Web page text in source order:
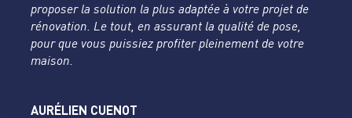
proposer la solution la plus adaptée à votre projet de
rénovation. Le tout, en assurant la qualité de pose,
pour que vous puissiez profiter pleinement de votre
maison.
AURÉLIEN CUENOT